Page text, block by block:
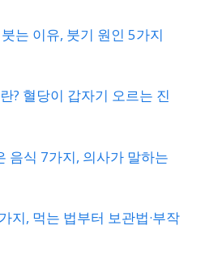
는 이유, 붓기 원인 5가지
? 혈당이 갑자기 오르는 진
음식 7가지, 의사가 말하는
지, 먹는 법부터 보관법·부작